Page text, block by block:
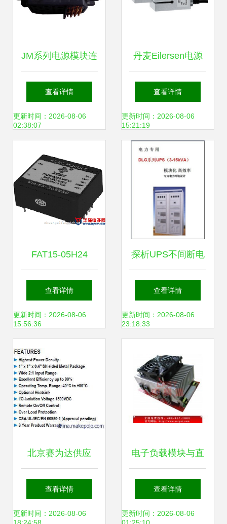
JM系列电源模块连
接器深度解析
JMD40A与类三菱
查看详情
更新时间：2026-08-06
02:38:07
丹麦Eilersen电源
模块 化工行业精密
仪器的关键动力源
查看详情
更新时间：2026-08-06
15:21:19
FAT15-05H24
NFCI电源模块产品
资料详解
查看详情
更新时间：2026-08-06
15:56:36
探析UPS不间断电
源价格与厂家选择
以南通天泉太阳能
查看详情
更新时间：2026-08-06
23:18:33
北京赛为达供应
MINMAX电源模
块，MJW25系列专
查看详情
更新时间：2026-08-06
电子负载模块与直
流电子负载机 移动
电源与电源老化测
查看详情
更新时间：2026-08-06